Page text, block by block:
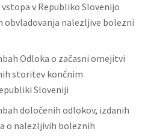
v Republiko Slovenijo
obvladovanja nalezljive bolezni
Odloka o začasni omejitvi
storitev končnim
Sloveniji
določenih odlokov, izdanih
o nalezljivih boleznih